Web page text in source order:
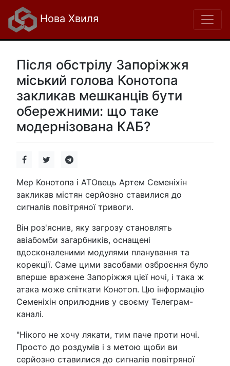
Нова Хвиля
Після обстрілу Запоріжжя
міський голова Конотопа
закликав мешканців бути
обережними: що таке
модернізована КАБ?
Мер Конотопа і АТОвець Артем Семеніхін
закликав містян серйозно ставилися до
сигналів повітряної тривоги.
Він роз'яснив, яку загрозу становлять
авіабомби загарбників, оснащені
вдосконаленими модулями планування та
корекції. Саме цими засобами озброєння було
вперше вражене Запоріжжя цієї ночі, і така ж
атака може спіткати Конотоп. Цю інформацію
Семеніхін оприлюднив у своєму Телеграм-
каналі.
"Нікого не хочу лякати, тим паче проти ночі.
Просто до роздумів і з метою щоби ви
серйозно ставилися до сигналів повітряної